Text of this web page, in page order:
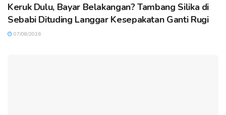
Keruk Dulu, Bayar Belakangan? Tambang Silika di
Sebabi Dituding Langgar Kesepakatan Ganti Rugi
07/08/2026